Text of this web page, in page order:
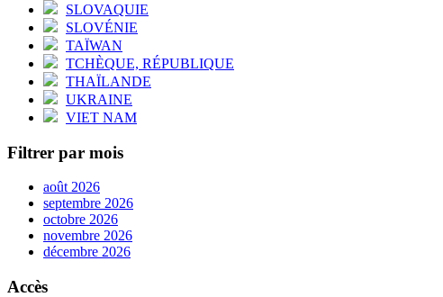
SLOVAQUIE
SLOVÉNIE
TAÏWAN
TCHÈQUE, RÉPUBLIQUE
THAÏLANDE
UKRAINE
VIET NAM
Filtrer par mois
août 2026
septembre 2026
octobre 2026
novembre 2026
décembre 2026
Accès